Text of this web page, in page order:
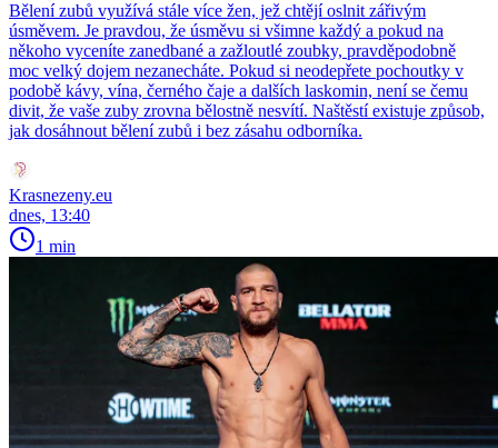
Bělení zubů využívá stále více žen, jež chtějí oslnit zářivým
úsměvem. Je pravdou, že úsměvu si všimne každý a pokud na
někoho vyceníte zanedbané a zažloutlé zoubky, pravděpodobně
moc velký dojem nezanecháte. Pokud si neodepřete pochoutky v
podobě kávy, vína, černého čaje a dalších laskomin, není se čemu
divit, že vaše zuby zrovna bělostně nesvítí. Naštěstí existuje způsob,
jak dosáhnout bělení zubů i bez zásahu odborníka.
Krasnezeny.eu
dnes, 13:40
1 min